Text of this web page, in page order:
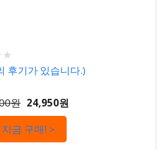
★
★
후기가 있습니다.)
원 24,950원
지금 구매! >